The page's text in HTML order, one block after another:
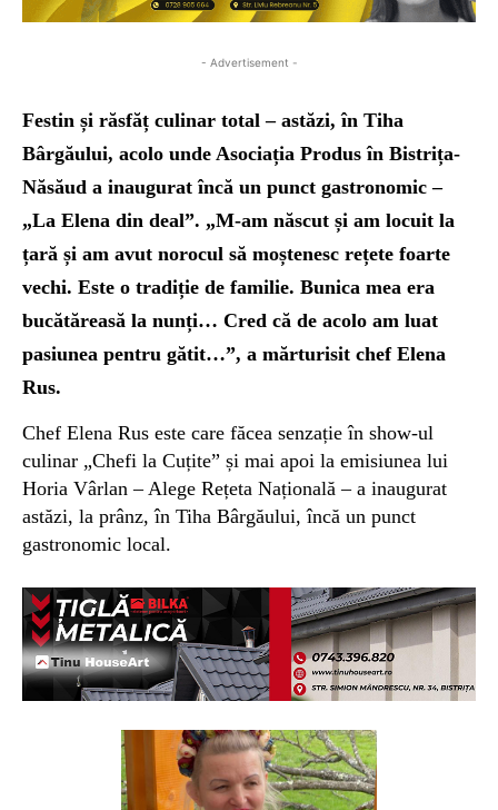
- Advertisement -
Festin și răsfăț culinar total – astăzi, în Tiha
Bârgăului, acolo unde Asociația Produs în Bistrița-
Năsăud a inaugurat încă un punct gastronomic –
„La Elena din deal”. „M-am născut și am locuit la
țară și am avut norocul să moștenesc rețete foarte
vechi. Este o tradiție de familie. Bunica mea era
bucătăreasă la nunți… Cred că de acolo am luat
pasiunea pentru gătit…”, a mărturisit chef Elena
Rus.
Chef Elena Rus este care făcea senzație în show-ul
culinar „Chefi la Cuțite” și mai apoi la emisiunea lui
Horia Vârlan – Alege Rețeta Națională – a inaugurat
astăzi, la prânz, în Tiha Bârgăului, încă un punct
gastronomic local.